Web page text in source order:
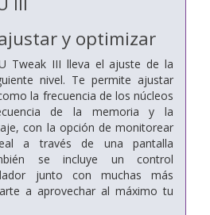
y optimizar
Tweak III lleva el ajuste de la
nivel. Te permite ajustar
la frecuencia de los núcleos
de la memoria y la
con la opción de monitorear
a través de una pantalla
se incluye un control
junto con muchas más
a aprovechar al máximo tu